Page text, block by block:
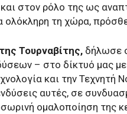
στον ρόλο της ως
ολόκληρη τη χώρα,
Τουρναβίτης, δήλωσε
– στο δίκτυό μας
και την Τεχνητή
αυτές, σε
ομαλοποίηση της